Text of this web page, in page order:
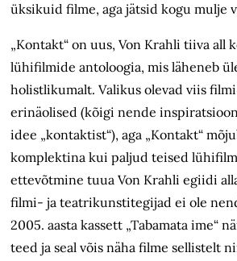
üksikuid filme, aga jätsid kogu mulje
„Kontakt“ on uus, Von Krahli tiiva all
lühifilmide antoloogia, mis läheneb
holistlikumalt. Valikus olevad viis
erinäolised (kõigi nende
idee „kontaktist“), aga „Kontakt“
komplektina kui paljud teised
ettevõtmine tuua Von Krahli egiidi
filmi- ja teatrikunstitegijad ei ole
2005. aasta kassett „Tabamata ime“
teed ja seal võis näha filme sellistelt